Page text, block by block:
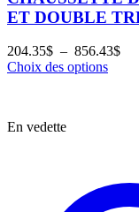
ET DOUBLE
204.35$ – 856.43$
Choix des options
En vedette